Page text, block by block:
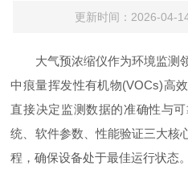
更新时间：2026-
大气预浓缩仪作为环境监测
中痕量挥发性有机物(VOCs)高
直接决定监测数据的准确性与
统、软件参数、性能验证三大核
程，确保设备处于最佳运行状态。